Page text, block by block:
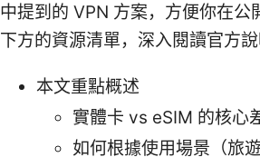
中提到的 VPN 方案，方便你在公
下方的資源清單，深入閱讀官方說
本文重點概述
實體卡 vs eSIM 的核心
如何根據使用場景（旅